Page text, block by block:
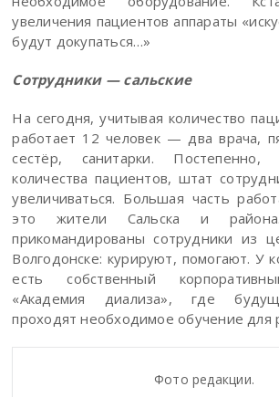
увеличения пациентов аппараты
будут докупаться…»
Сотрудники — сальские
На сегодня, учитывая количество
работает 12 человек — два врача,
сестёр, санитарки. Постепенно,
количества пациентов, штат
увеличиваться. Большая часть
это жители Сальска и
прикомандированы сотрудники из
Волгодонске: курируют, помогают. У
есть собственный
«Академия диализа», где
проходят необходимое обучение для
Фото редакции.